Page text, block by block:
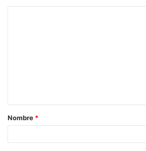
Nombre *